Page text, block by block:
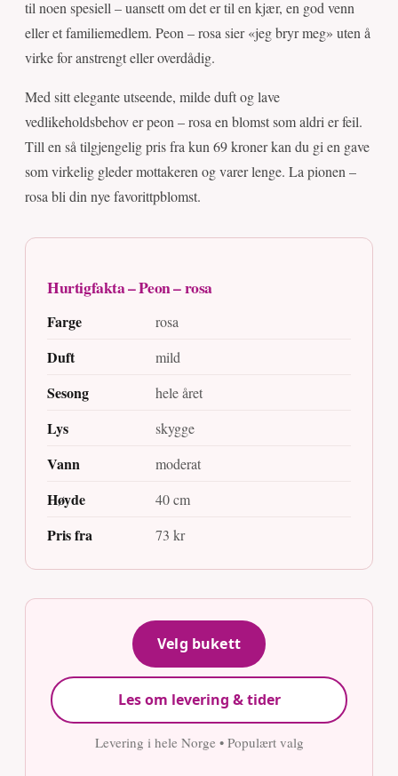
til noen spesiell – uansett om det er til en kjær, en god venn
eller et familiemedlem. Peon – rosa sier «jeg bryr meg» uten å
virke for anstrengt eller overdådig.
Med sitt elegante utseende, milde duft og lave
vedlikeholdsbehov er peon – rosa en blomst som aldri er feil.
Till en så tilgjengelig pris fra kun 69 kroner kan du gi en gave
som virkelig gleder mottakeren og varer lenge. La pionen –
rosa bli din nye favorittpblomst.
Hurtigfakta – Peon – rosa
Farge rosa
Duft mild
Sesong hele året
Lys skygge
Vann moderat
Høyde 40 cm
Pris fra 73 kr
Velg bukett
Les om levering & tider
Levering i hele Norge • Populært valg